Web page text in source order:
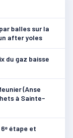
balles sur la
after yoles
du gaz baisse
(Anse
à Sainte-
étape et